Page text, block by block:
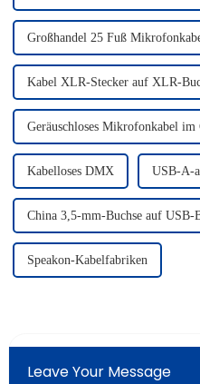
Großhandel 25 Fuß
Kabel XLR-Stecker auf XLR-
Geräuschloses Mikrofonkabel im
Kabelloses DMX USB-A-
China 3,5-mm-Buchse auf USB-
Speakon-Kabelfabriken
Leave Your Message